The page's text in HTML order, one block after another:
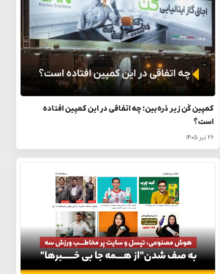
کمپین کَن زیر ذره‌بین؛ چه اتفاقی در این کمپین افتاده
است؟
۲۶ تیر ۱۴۰۵